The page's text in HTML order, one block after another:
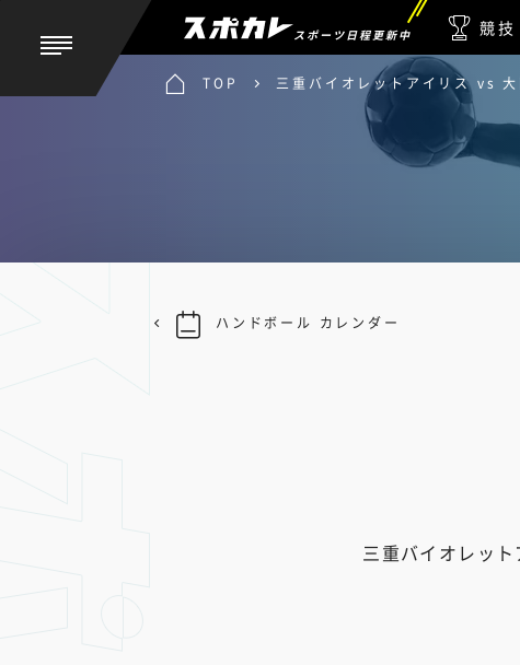
スポーツ日程更新中 競技
TOP 三重バイオレットアイリス vs
三重バイオレット
ハンドボール カレンダー